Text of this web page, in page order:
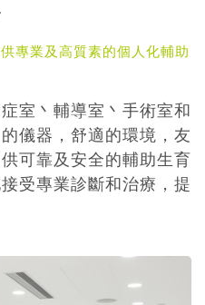
專業及高質素的個人化輔助
室丶輔導室丶手術室和
儀器，舒適的環境，友
可靠及安全的輔助生育
受專業診斷和治療，提